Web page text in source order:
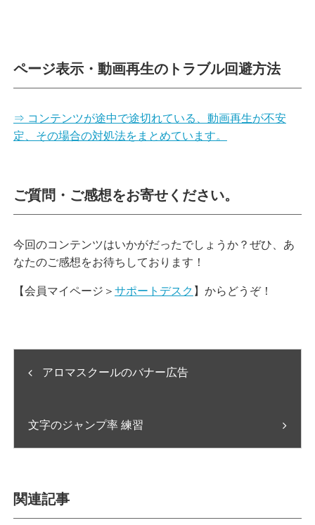
ページ表示・動画再生のトラブル回避方法
⇒ コンテンツが途中で途切れている、動画再生が不安
定、その場合の対処法をまとめています。
ご質問・ご感想をお寄せください。
今回のコンテンツはいかがだったでしょうか？ぜひ、あ
なたのご感想をお待ちしております！
【会員マイページ＞ サポートデスク 】からどうぞ！
アロマスクールのバナー広告
文字のジャンプ率 練習
関連記事